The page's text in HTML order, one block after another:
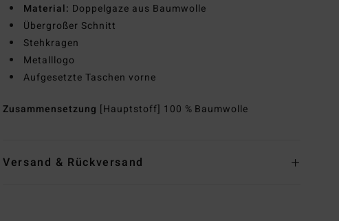
Material: Doppelgaze aus Baumwolle
Übergroßer Schnitt
Stehkragen
Metalllogo
Aufgesetzte Taschen vorne
Zusammensetzung [Hauptstoff] 100 % Baumwolle
Versand & Rückversand